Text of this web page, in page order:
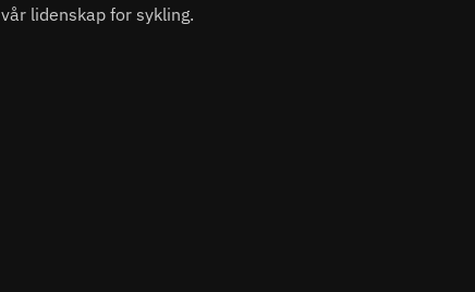
vår lidenskap for sykling.